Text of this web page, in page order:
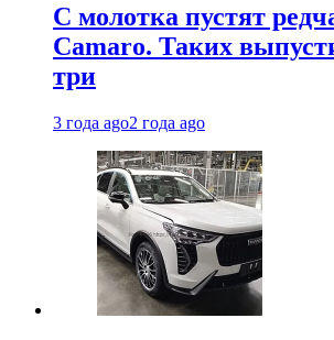
С молотка пустят
Camaro. Таких
три
3 года ago2 года ago